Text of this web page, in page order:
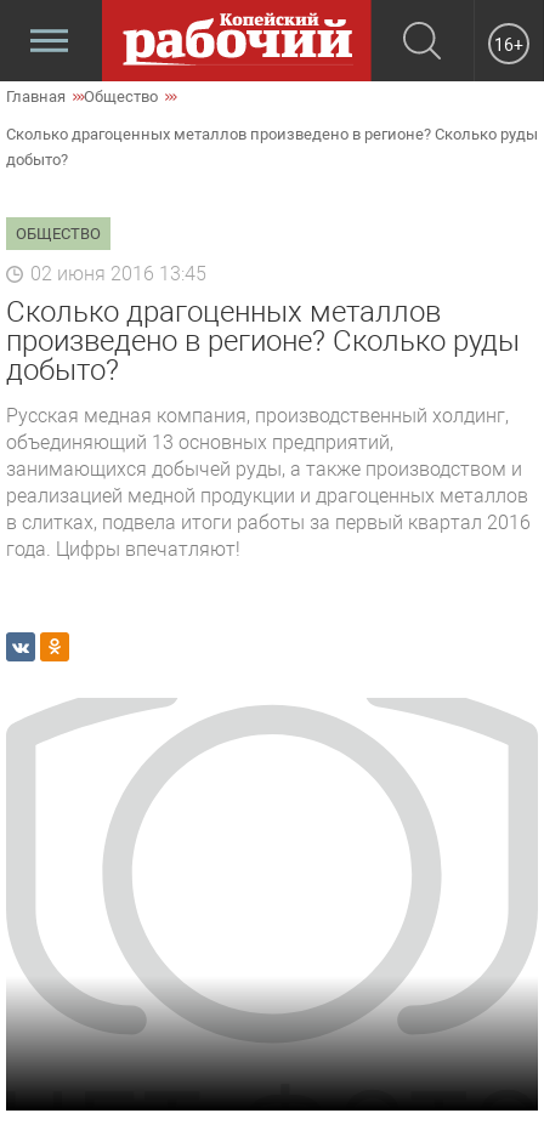
16+
Главная Общество
Сколько драгоценных металлов произведено в регионе? Сколько руды
добыто?
ОБЩЕСТВО
02 июня 2016 13:45
Сколько драгоценных металлов
произведено в регионе? Сколько руды
добыто?
Русская медная компания, производственный холдинг,
объединяющий 13 основных предприятий,
занимающихся добычей руды, а также производством и
реализацией медной продукции и драгоценных металлов
в слитках, подвела итоги работы за первый квартал 2016
года. Цифры впечатляют!